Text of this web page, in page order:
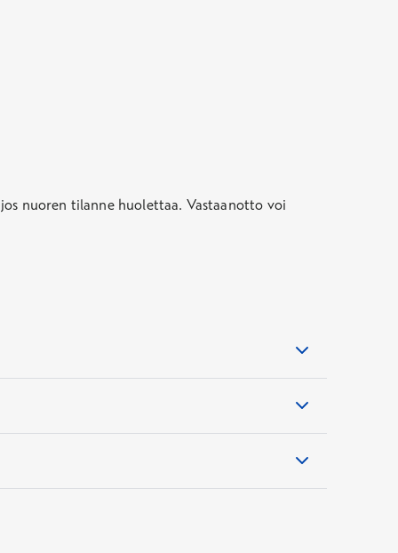
nuoren tilanne huolettaa. Vastaanotto voi